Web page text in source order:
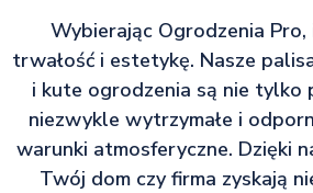
Wybierając Ogrodzenia
trwałość i estetykę. Nasze
i kute ogrodzenia są nie tylko
niezwykle wytrzymałe i
warunki atmosferyczne. Dzięki
Twój dom czy firma zyskają